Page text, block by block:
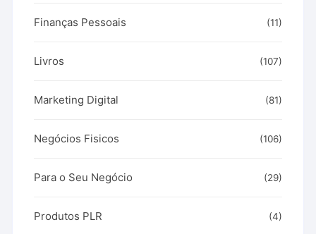
Finanças Pessoais (11)
Livros (107)
Marketing Digital (81)
Negócios Fisicos (106)
Para o Seu Negócio (29)
Produtos PLR (4)